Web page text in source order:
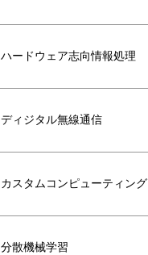
ハードウェア志向情報処理
ディジタル無線通信
カスタムコンピューティング
分散機械学習